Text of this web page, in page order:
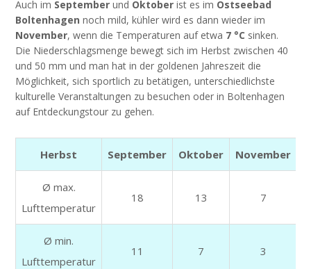
Auch im September und Oktober ist es im Ostseebad
Boltenhagen noch mild, kühler wird es dann wieder im
November, wenn die Temperaturen auf etwa 7 °C sinken.
Die Niederschlagsmenge bewegt sich im Herbst zwischen 40
und 50 mm und man hat in der goldenen Jahreszeit die
Möglichkeit, sich sportlich zu betätigen, unterschiedlichste
kulturelle Veranstaltungen zu besuchen oder in Boltenhagen
auf Entdeckungstour zu gehen.
Herbst September Oktober November
Ø max.
Lufttemperatur
18 13 7
Ø min.
Lufttemperatur
11 7 3